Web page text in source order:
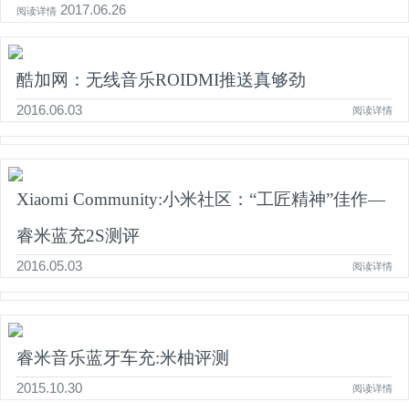
阅读详情2017.06.26
酷加网：无线音乐ROIDMI推送真够劲
阅读详情
2016.06.03
Xiaomi Community:小米社区：“工匠精神”佳作—
睿米蓝充2S测评
阅读详情
2016.05.03
睿米音乐蓝牙车充:米柚评测
阅读详情
2015.10.30